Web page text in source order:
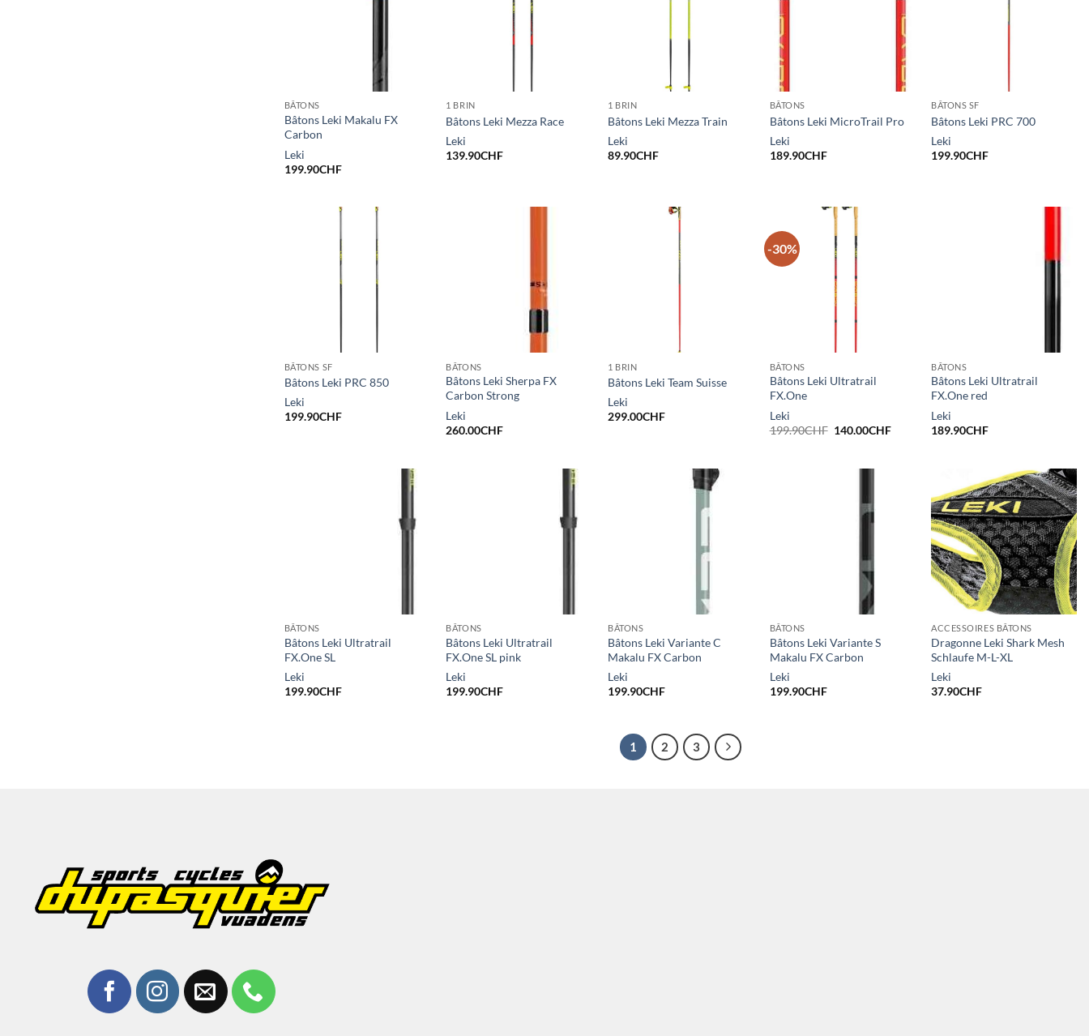
BÂTONS
Bâtons Leki Makalu FX
Carbon
Leki
199.90CHF
1 BRIN
Bâtons Leki Mezza Race
Leki
139.90CHF
1 BRIN
Bâtons Leki Mezza Train
Leki
89.90CHF
BÂTONS
Bâtons Leki MicroTrail Pro
Leki
189.90CHF
BÂTONS SF
Bâtons Leki PRC 700
Leki
199.90CHF
BÂTONS SF
Bâtons Leki PRC 850
Leki
199.90CHF
BÂTONS
Bâtons Leki Sherpa FX
Carbon Strong
Leki
260.00CHF
1 BRIN
Bâtons Leki Team Suisse
Leki
299.00CHF
-30%
BÂTONS
Bâtons Leki Ultratrail
FX.One
Leki
199.90CHF Le
140.00CHFLe
BÂTONS
Bâtons Leki Ultratrail
FX.One red
Leki
189.90CHF
BÂTONS
Bâtons Leki Ultratrail
FX.One SL
Leki
199.90CHF
BÂTONS
Bâtons Leki Ultratrail
FX.One SL pink
Leki
199.90CHF
BÂTONS
Bâtons Leki Variante C
Makalu FX Carbon
Leki
199.90CHF
BÂTONS
Bâtons Leki Variante S
Makalu FX Carbon
Leki
199.90CHF
ACCESSOIRES BÂTONS
Dragonne Leki Shark Mesh
Schlaufe M-L-XL
Leki
37.90CHF
1 2 3